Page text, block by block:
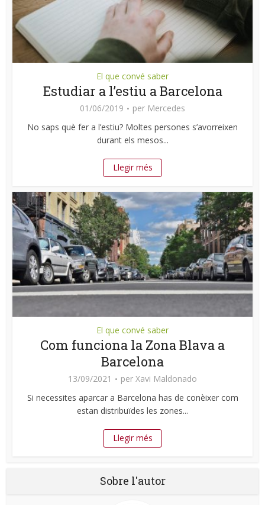
El que convé saber
Estudiar a l’estiu a Barcelona
01/06/2019 per Mercedes
No saps què fer a l’estiu? Moltes persones s’avorreixen
durant els mesos...
Llegir més
El que convé saber
Com funciona la Zona Blava a
Barcelona
13/09/2021 per Xavi Maldonado
Si necessites aparcar a Barcelona has de conèixer com
estan distribuïdes les zones...
Llegir més
Sobre l'autor